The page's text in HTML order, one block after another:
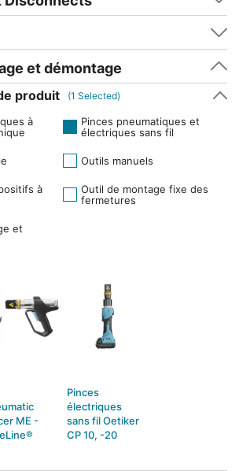
et démontage
produit (1 Selected)
à
Pinces pneumatiques et
électriques sans fil
Outils manuels
à
Outil de montage fixe des
fermetures
et
ME -
Pinces
électriques
sans fil Oetiker
CP 10, -20